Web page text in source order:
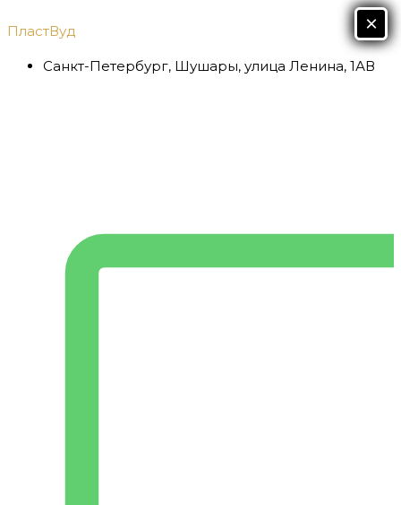
к
содержимому
ПластВуд
Санкт-Петербург, Шушары, улица Ленина, 1АВ
Х
×
×